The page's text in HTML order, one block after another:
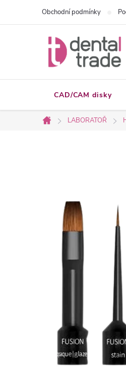
Obchodní podmínky
CAD/CAM disky
Domů
LABORATOŘ